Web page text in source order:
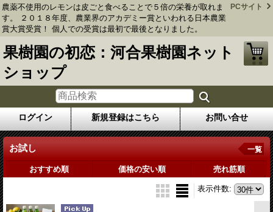
農薬不使用のレモンは皮ごと食べることで５倍の栄養が取れま
す。 ２０１８年度、農業界のアカデミー賞といわれる日本農業
賞大賞受賞！ 個人での受賞は最初で最後となりました。
PCサイト
果樹園の初恋：河合果樹園ネット
ショップ
ログイン 新規登録はこちら お問い合せ
お試し 一覧
おすすめ順 価格の安い順 売れ筋順
表示件数: